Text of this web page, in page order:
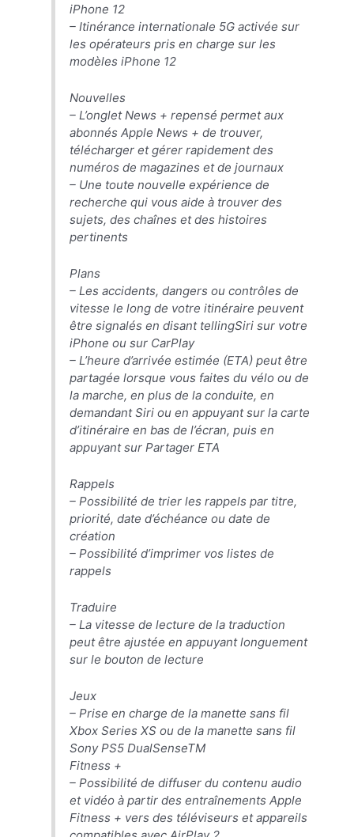
‌iPhone 12‌
– Itinérance internationale 5G activée sur
les opérateurs pris en charge sur les
modèles ‌iPhone 12‌
Nouvelles
– L’onglet News + repensé permet aux
abonnés Apple News + de trouver,
télécharger et gérer rapidement des
numéros de magazines et de journaux
– Une toute nouvelle expérience de
recherche qui vous aide à trouver des
sujets, des chaînes et des histoires
pertinents
Plans
– Les accidents, dangers ou contrôles de
vitesse le long de votre itinéraire peuvent
être signalés en disant tellingSiri‌ sur votre
‌iPhone‌ ou sur CarPlay
– L’heure d’arrivée estimée (ETA) peut être
partagée lorsque vous faites du vélo ou de
la marche, en plus de la conduite, en
demandant ‌Siri‌ ou en appuyant sur la carte
d’itinéraire en bas de l’écran, puis en
appuyant sur Partager ETA
Rappels
– Possibilité de trier les rappels par titre,
priorité, date d’échéance ou date de
création
– Possibilité d’imprimer vos listes de
rappels
Traduire
– La vitesse de lecture de la traduction
peut être ajustée en appuyant longuement
sur le bouton de lecture
Jeux
– Prise en charge de la manette sans fil
Xbox Series XS ou de la manette sans fil
Sony PS5 DualSenseTM
Fitness +
– Possibilité de diffuser du contenu audio
et vidéo à partir des entraînements Apple
Fitness + vers des téléviseurs et appareils